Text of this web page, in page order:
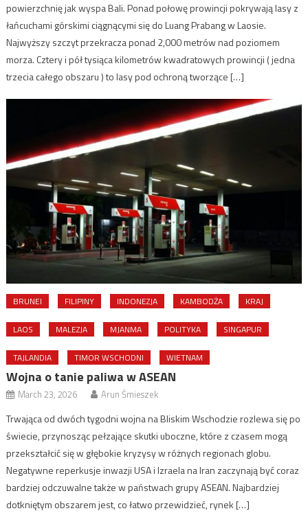
powierzchnię jak wyspa Bali. Ponad połowę prowincji pokrywają lasy z
łańcuchami górskimi ciągnącymi się do Luang Prabang w Laosie.
Najwyższy szczyt przekracza ponad 2,000 metrów nad poziomem
morza. Cztery i pół tysiąca kilometrów kwadratowych prowincji ( jedna
trzecia całego obszaru ) to lasy pod ochroną tworzące […]
BRUNEI FILIPINY INDONEZJA KAMBODŻA KRAJ
LAOS MALEZJA MJANMA POLITYKA SINGAPUR
TAJLANDIA TIMOR WSCHODNI WIETNAM
Wojna o tanie paliwa w ASEAN
March 23, 2026 Arun Śmieszek
Trwająca od dwóch tygodni wojna na Bliskim Wschodzie rozlewa się po
świecie, przynosząc pełzające skutki uboczne, które z czasem mogą
przekształcić się w głębokie kryzysy w różnych regionach globu.
Negatywne reperkusje inwazji USA i Izraela na Iran zaczynają być coraz
bardziej odczuwalne także w państwach grupy ASEAN. Najbardziej
dotkniętym obszarem jest, co łatwo przewidzieć, rynek […]